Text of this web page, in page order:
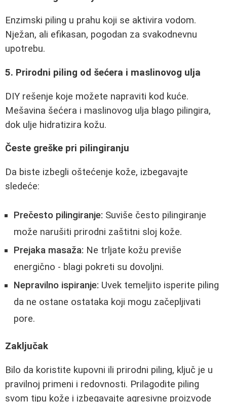
Enzimski piling u prahu koji se aktivira vodom.
Nježan, ali efikasan, pogodan za svakodnevnu
upotrebu.
5. Prirodni piling od šećera i maslinovog ulja
DIY rešenje koje možete napraviti kod kuće.
Mešavina šećera i maslinovog ulja blago pilingira,
dok ulje hidratizira kožu.
Česte greške pri pilingiranju
Da biste izbegli oštećenje kože, izbegavajte
sledeće:
Prečesto pilingiranje: Suviše često pilingiranje
može narušiti prirodni zaštitni sloj kože.
Prejaka masaža: Ne trljate kožu previše
energično - blagi pokreti su dovoljni.
Nepravilno ispiranje: Uvek temeljito isperite piling
da ne ostane ostataka koji mogu začepljivati
pore.
Zaključak
Bilo da koristite kupovni ili prirodni piling, ključ je u
pravilnoj primeni i redovnosti. Prilagodite piling
svom tipu kože i izbegavajte agresivne proizvode